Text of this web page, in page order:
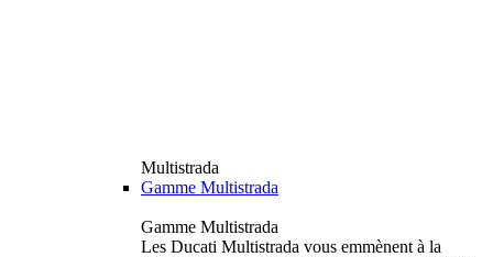
Multistrada
Gamme Multistrada
Gamme Multistrada
Les Ducati Multistrada vous emmènent à la